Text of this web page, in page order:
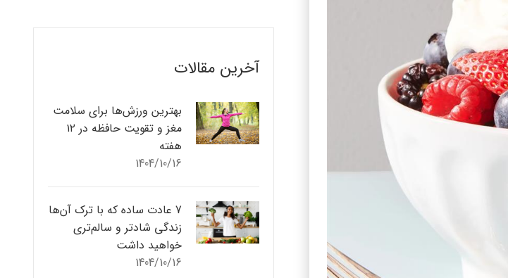
آخرین مقالات
بهترین ورزش‌ها برای سلامت
مغز و تقویت حافظه در ۱۲
هفته
1404/10/16
7 عادت ساده که با ترک آن‌ها
زندگی شادتر و سالم‌تری
خواهید داشت
1404/10/16